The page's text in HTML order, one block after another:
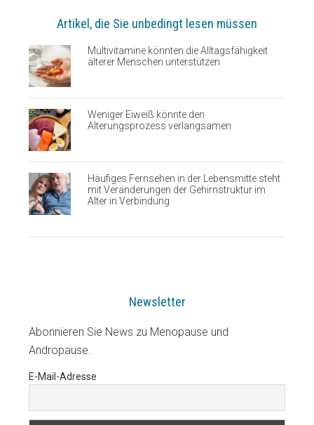
Artikel, die Sie unbedingt lesen müssen
Multivitamine könnten die Alltagsfähigkeit
älterer Menschen unterstützen
Weniger Eiweiß könnte den
Alterungsprozess verlangsamen
Häufiges Fernsehen in der Lebensmitte steht
mit Veränderungen der Gehirnstruktur im
Alter in Verbindung
Newsletter
Abonnieren Sie News zu Menopause und
Andropause.
E-Mail-Adresse